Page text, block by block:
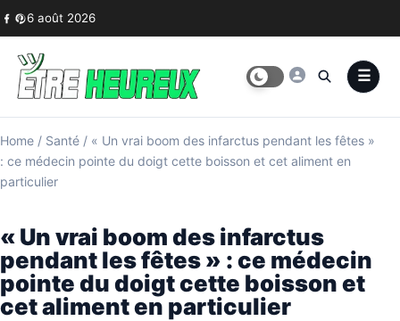
Skip to content
6 août 2026
Home / Santé / « Un vrai boom des infarctus pendant les fêtes »
: ce médecin pointe du doigt cette boisson et cet aliment en
particulier
« Un vrai boom des infarctus
pendant les fêtes » : ce médecin
pointe du doigt cette boisson et
cet aliment en particulier